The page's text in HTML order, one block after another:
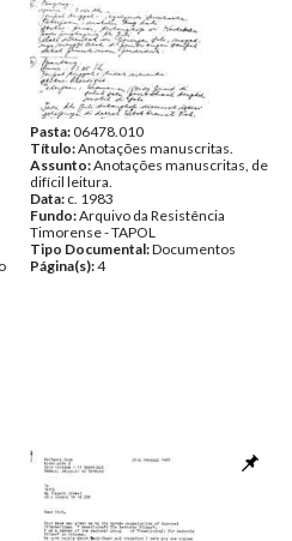
Pasta:06478.010
Título:Anotações manuscritas.
Assunto:Anotações manuscritas, de
difícil leitura.
Data: c. 1983
Fundo:Arquivo da Resistência
Timorense - TAPOL
Tipo Documental:Documentos
Página(s):4